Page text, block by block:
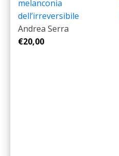
melanconia
dell’irreversibile
Andrea Serra
€20,00